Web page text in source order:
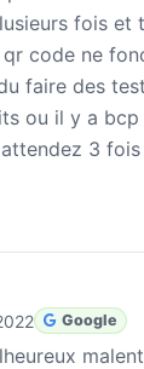
fois et
code ne
faire des
ou il y a
3
Google